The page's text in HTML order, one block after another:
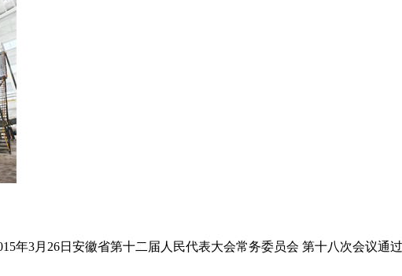
年3月26日安徽省第十二届人民代表大会常务委员会 第十八次会议通